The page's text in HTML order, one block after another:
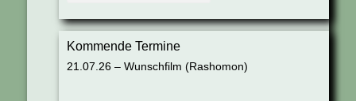
Kommende Termine
21.07.26 – Wunschfilm (Rashomon)